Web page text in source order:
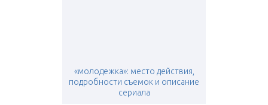
«молодежка»: место действия,
подробности съемок и описание
сериала